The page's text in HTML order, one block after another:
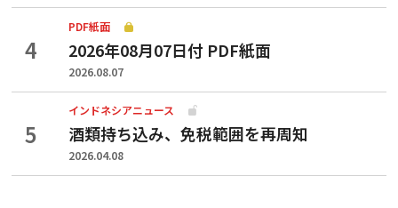
PDF紙面
2026年08月07日付 PDF紙面
2026.08.07
インドネシアニュース
酒類持ち込み、免税範囲を再周知
2026.04.08